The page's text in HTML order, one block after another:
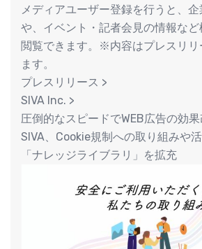
メディアユーザー登録を行うと、
や、イベント・記者会見の情報な
閲覧できます。※内容はプレスリリ
ます。
プレスリリース >
SIVA Inc. >
圧倒的なスピードでWEB広告の効
SIVA、Cookie規制への取り組みや
「ナレッジライブラリ」を拡充